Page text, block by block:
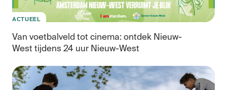
ACTUEEL
Van voetbalveld tot cinema: ontdek Nieuw-
West tijdens 24 uur Nieuw-West